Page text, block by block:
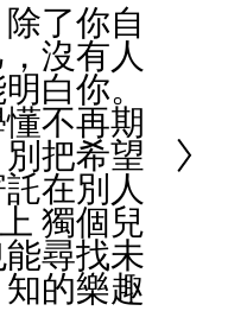
除了你自
沒有人
白你。
不再期
把希望
在別人
獨個兒
尋找未
知的樂趣